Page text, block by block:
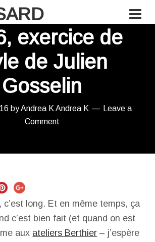
exercice de
de Julien
Gosselin
byAndrea K Andrea K
Leave a
Comment
c’est long. Et en même temps, ça
c’est bien fait (et quand on est
aux ateliers Berthier – j’espère